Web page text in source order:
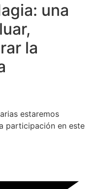
una
la
estaremos
participación en este